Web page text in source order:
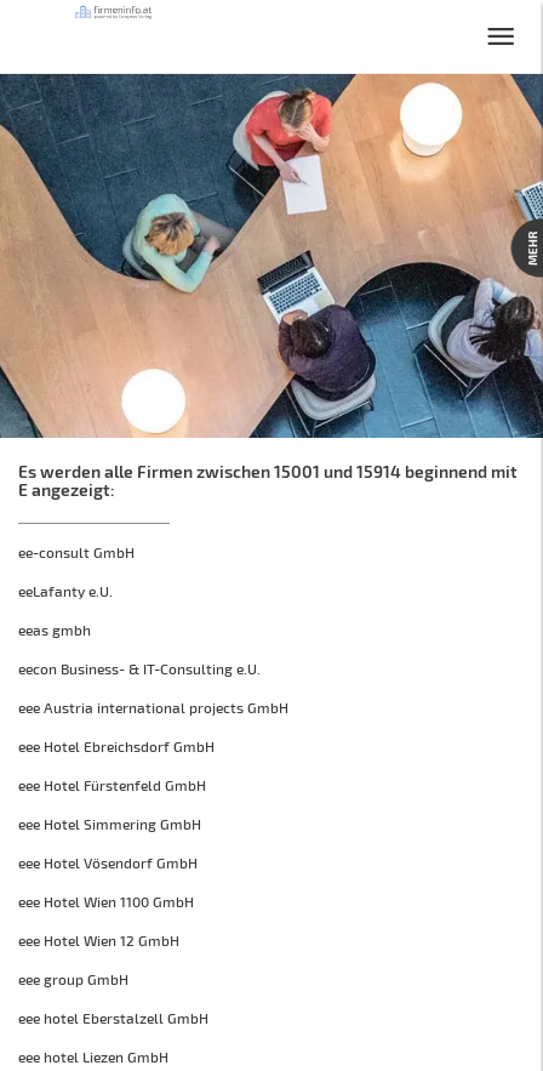
Es werden alle Firmen zwischen 15001 und 15914 beginnend mit
E angezeigt:
ee-consult GmbH
eeLafanty e.U.
eeas gmbh
eecon Business- & IT-Consulting e.U.
eee Austria international projects GmbH
eee Hotel Ebreichsdorf GmbH
eee Hotel Fürstenfeld GmbH
eee Hotel Simmering GmbH
eee Hotel Vösendorf GmbH
eee Hotel Wien 1100 GmbH
eee Hotel Wien 12 GmbH
eee group GmbH
eee hotel Eberstalzell GmbH
eee hotel Liezen GmbH
MEHR